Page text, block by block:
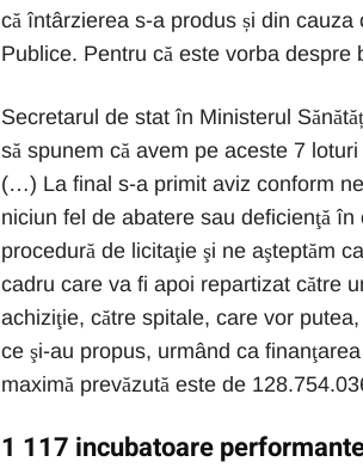
că întârzierea s-a produs și din
Publice. Pentru că este vorba
Secretarul de stat în Ministerul
să spunem că avem pe aceste 7
(…) La final s-a primit aviz conform
niciun fel de abatere sau deficienţă
procedură de licitaţie şi ne aşteptăm
cadru care va fi apoi repartizat către
achiziţie, către spitale, care vor
ce şi-au propus, urmând ca
maximă prevăzută este de
1 117 incubatoare